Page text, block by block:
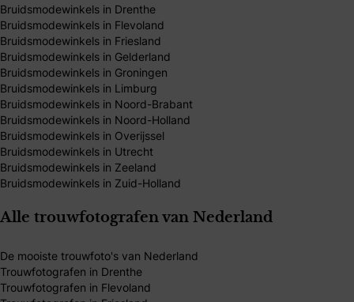
Bruidsmodewinkels in Drenthe
Bruidsmodewinkels in Flevoland
Bruidsmodewinkels in Friesland
Bruidsmodewinkels in Gelderland
Bruidsmodewinkels in Groningen
Bruidsmodewinkels in Limburg
Bruidsmodewinkels in Noord-Brabant
Bruidsmodewinkels in Noord-Holland
Bruidsmodewinkels in Overijssel
Bruidsmodewinkels in Utrecht
Bruidsmodewinkels in Zeeland
Bruidsmodewinkels in Zuid-Holland
Alle trouwfotografen van Nederland
De mooiste trouwfoto's van Nederland
Trouwfotografen in Drenthe
Trouwfotografen in Flevoland